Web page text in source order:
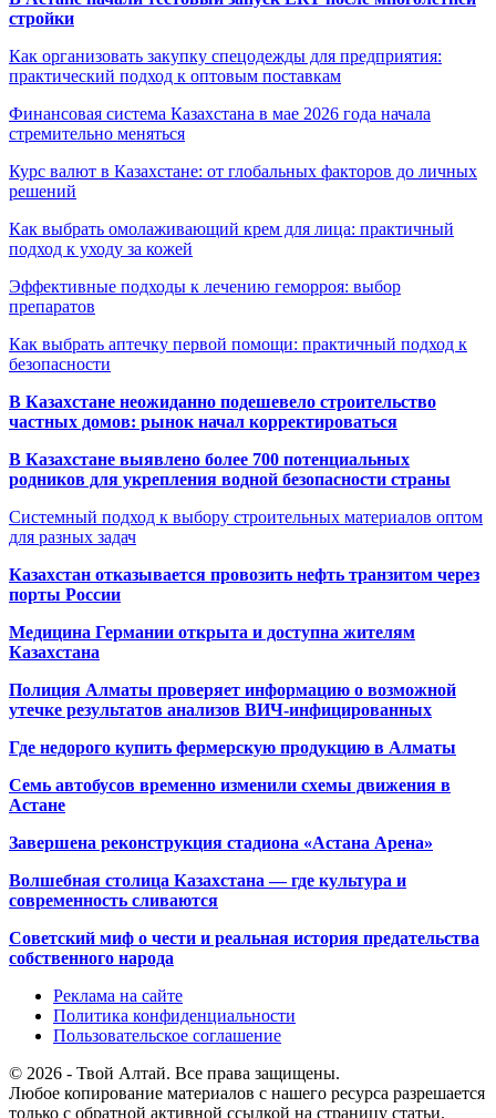
стройки
Как организовать закупку спецодежды для предприятия:
практический подход к оптовым поставкам
Финансовая система Казахстана в мае 2026 года начала
стремительно меняться
Курс валют в Казахстане: от глобальных факторов до личных
решений
Как выбрать омолаживающий крем для лица: практичный
подход к уходу за кожей
Эффективные подходы к лечению геморроя: выбор
препаратов
Как выбрать аптечку первой помощи: практичный подход к
безопасности
В Казахстане неожиданно подешевело строительство
частных домов: рынок начал корректироваться
В Казахстане выявлено более 700 потенциальных
родников для укрепления водной безопасности страны
Системный подход к выбору строительных материалов оптом
для разных задач
Казахстан отказывается провозить нефть транзитом через
порты России
Медицина Германии открыта и доступна жителям
Казахстана
Полиция Алматы проверяет информацию о возможной
утечке результатов анализов ВИЧ-инфицированных
Где недорого купить фермерскую продукцию в Алматы
Семь автобусов временно изменили схемы движения в
Астане
Завершена реконструкция стадиона «Астана Арена»
Волшебная столица Казахстана — где культура и
современность сливаются
Советский миф о чести и реальная история предательства
собственного народа
Реклама на сайте
Политика конфиденциальности
Пользовательское соглашение
© 2026 - Твой Алтай. Все права защищены.
Любое копирование материалов с нашего ресурса разрешается
только с обратной активной ссылкой на страницу статьи.